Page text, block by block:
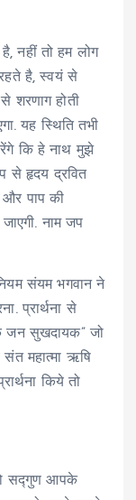
नहीं तो हम लोग
है, स्वयं से
शरणाग होती
यह स्थिति तभी
कि हे नाथ मुझे
से हृदय द्रवित
और पाप की
जाएगी. नाम जप
संयम भगवान ने
प्रार्थना से
जन सुखदायक” जो
संत महात्मा ऋषि
किये तो
सद्गुण आपके